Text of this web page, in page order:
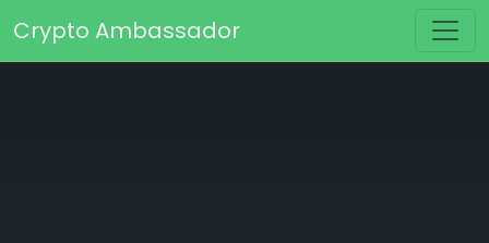
Основная навигация
Crypto Ambassador